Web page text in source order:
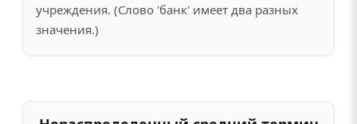
учреждения. (Слово 'банк' имеет два разных
значения.)